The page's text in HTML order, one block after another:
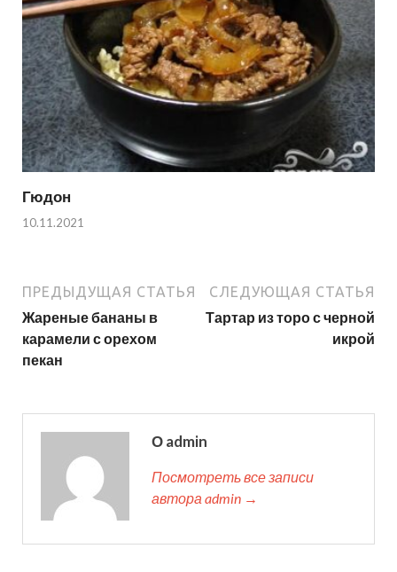
Гюдон
10.11.2021
ПРЕДЫДУЩАЯ СТАТЬЯ
Жареные бананы в
карамели с орехом
пекан
СЛЕДУЮЩАЯ СТАТЬЯ
Тартар из торо с черной
икрой
О admin
Посмотреть все записи
автора admin →